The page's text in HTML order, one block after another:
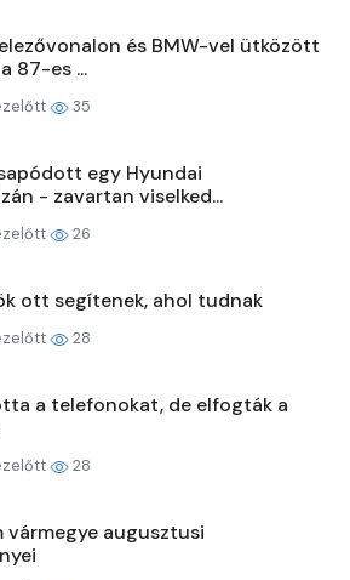
és BMW-vel ütközött
87-es ...
35
egy Hyundai
- zavartan viselked...
26
ott segítenek, ahol tudnak
28
a telefonokat, de elfogták a
28
vármegye augusztusi